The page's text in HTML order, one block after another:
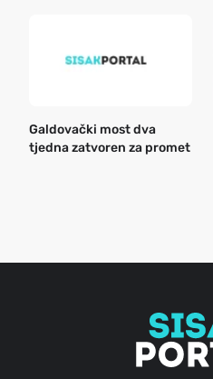
Galdovački most dva
tjedna zatvoren za promet